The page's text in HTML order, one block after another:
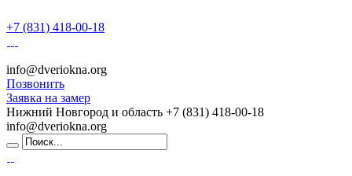
+7 (831) 418-00-18
info@dveriokna.org
Позвонить
Заявка на замер
Нижний Новгород и область +7 (831) 418-00-18
info@dveriokna.org